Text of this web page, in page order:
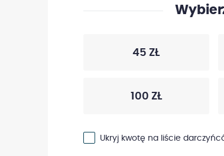
45 ZŁ
100 ZŁ
Ukryj kwotę na liście